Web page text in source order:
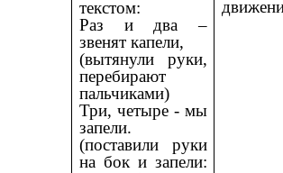
текстом:
Раз и два –
звенят капели,
(вытянули руки,
перебирают
пальчиками)
Три, четыре - мы
запели.
(поставили руки
на бок и запели: